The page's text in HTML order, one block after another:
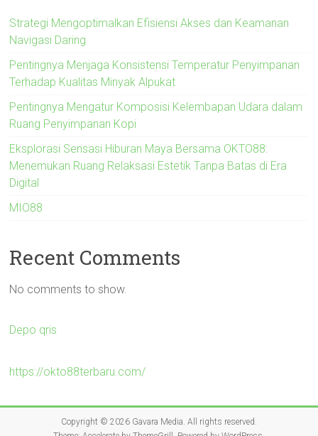
Strategi Mengoptimalkan Efisiensi Akses dan Keamanan
Navigasi Daring
Pentingnya Menjaga Konsistensi Temperatur Penyimpanan
Terhadap Kualitas Minyak Alpukat
Pentingnya Mengatur Komposisi Kelembapan Udara dalam
Ruang Penyimpanan Kopi
Eksplorasi Sensasi Hiburan Maya Bersama OKTO88:
Menemukan Ruang Relaksasi Estetik Tanpa Batas di Era
Digital
MIO88
Recent Comments
No comments to show.
Depo qris
https://okto88terbaru.com/
Copyright © 2026 Gavara Media . All rights reserved.